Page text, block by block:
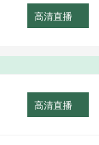
高清直播
高清直播